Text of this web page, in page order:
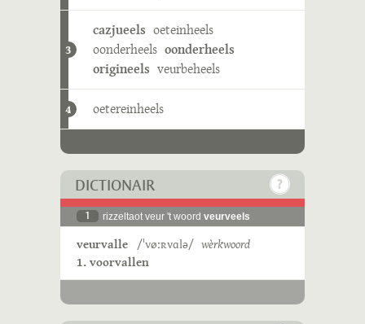
3
cazjueels oeteinheels
oonderheels oonderheels
origineels veurbeheels
4 oetereinheels
DICTIONAIR
1 rizzeltaot veur 't woord veurveels
veurvalle /ˈvøːʀvɑlə/ wèrkwoord
1. voorvallen